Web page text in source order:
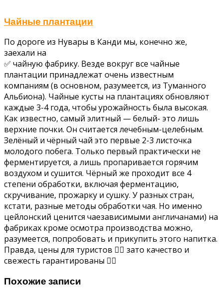
Чайные плантации
По дороге из Нувары в Канди мы, конечно же,
заехали на
✅ чайную фабрику. Везде вокруг все чайные
плантации принадлежат очень известным
компаниям (в основном, разумеется, из Туманного
Альбиона). Чайные кусты на плантациях обновляют
каждые 3-4 года, чтобы урожайность была высокая.
Как известно, самый элитный — белый- это лишь
верхние почки. Он считается лечебным-целебным.
Зелёный и чёрный чай это первые 2-3 листочка
молодого побега. Только первый практически не
ферментируется, а лишь пропаривается горячим
воздухом и сушится. Чёрный же проходит все 4
степени обработки, включая ферментацию,
скручивание, прожарку и сушку. У разных стран,
кстати, разные методы обработки чая. Но именно
цейлонский ценится чаезависимыми англичанами) на
фабриках кроме осмотра производства можно,
разумеется, попробовать и прикупить этого напитка.
Правда, цены для туристов 🤷‍♀ зато качество и
свежесть гарантированы 👍🏻
Похожие записи